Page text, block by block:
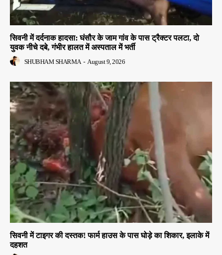
सिवनी में दर्दनाक हादसा: घंसौर के जाम गांव के पास ट्रैक्टर पलटा, दो
युवक नीचे दबे, गंभीर हालत में अस्पताल में भर्ती
SHUBHAM SHARMA - August 9, 2026
सिवनी में टाइगर की दस्तक! फार्म हाउस के पास घोड़े का शिकार, इलाके में
दहशत